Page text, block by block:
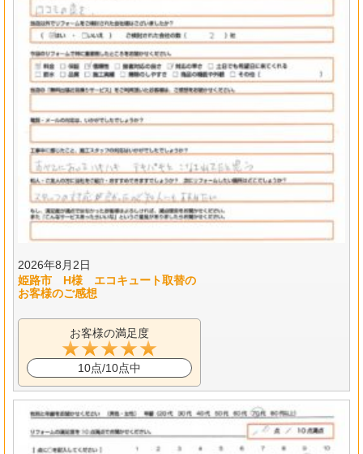
2026年8月2日
姫路市 H様 エコキュート取替の
お客様のご感想
お客様の満足度
10点/10点中